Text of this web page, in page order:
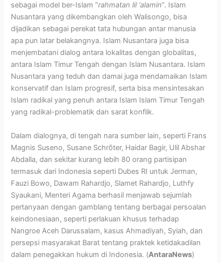
sebagai model ber-Islam “rahmatan lil ‘alamin”. Islam
Nusantara yang dikembangkan oleh Walisongo, bisa
dijadikan sebagai perekat tata hubungan antar manusia
apa pun latar belakangnya. Islam Nusantara juga bisa
menjembatani dialog antara lokalitas dengan globalitas,
antara Islam Timur Tengah dengan Islam Nusantara. Islam
Nusantara yang teduh dan damai juga mendamaikan Islam
konservatif dan Islam progresif, serta bisa mensintesakan
Islam radikal yang penuh antara Islam Islam Timur Tengah
yang radikal-problematik dan sarat konflik.
Dalam dialognya, di tengah nara sumber lain, seperti Frans
Magnis Suseno, Susane Schrõter, Haidar Bagir, Ulil Abshar
Abdalla, dan sekitar kurang lebih 80 orang partisipan
termasuk dari Indonesia seperti Dubes RI untuk Jerman,
Fauzi Bowo, Dawam Rahardjo, Slamet Rahardjo, Luthfy
Syaukani, Menteri Agama berhasil menjawab sejumlah
pertanyaan dengan gamblang tentang berbagai persoalan
keindonesiaan, seperti perlakuan khusus terhadap
Nangroe Aceh Darussalam, kasus Ahmadiyah, Syiah, dan
persepsi masyarakat Barat tentang praktek ketidakadilan
dalam penegakkan hukum di Indonesia. (AntaraNews)